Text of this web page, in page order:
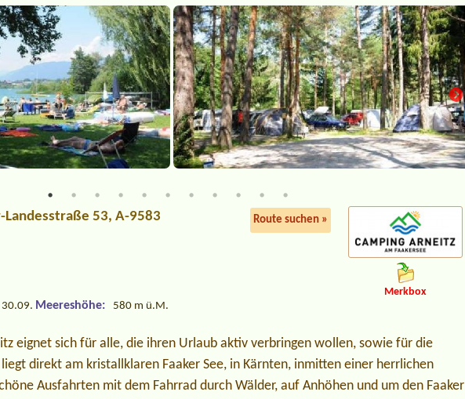
Landesstraße 53, A-9583 Route suchen »
Meereshöhe: 580 m ü.M.
Merkbox
eignet sich für alle, die ihren Urlaub aktiv verbringen wollen, sowie für die
liegt direkt am kristallklaren Faaker See, in Kärnten, inmitten einer herrlichen
Ausfahrten mit dem Fahrrad durch Wälder, auf Anhöhen und um den Faaker